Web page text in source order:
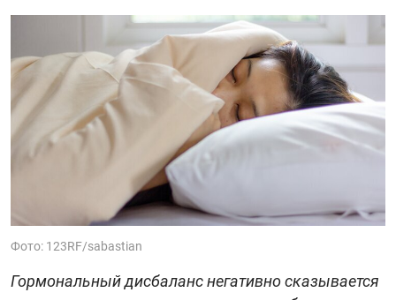
Фото: 123RF/sabastian
Гормональный дисбаланс негативно сказывается